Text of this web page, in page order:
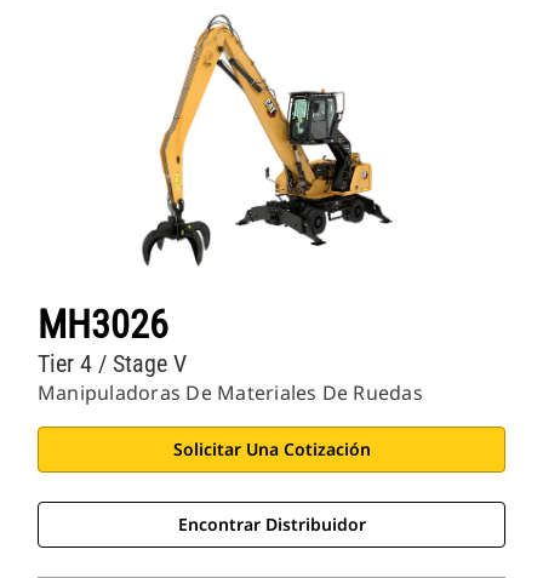
MH3026
Manipuladoras De Materiales De Ruedas
Tier 4 / Stage V
Solicitar Una Cotización
Encontrar Distribuidor